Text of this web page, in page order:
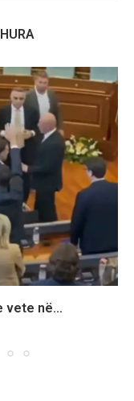
vete në...